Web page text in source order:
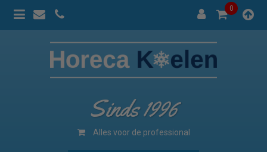
0
Sinds 1996
Alles voor de professional